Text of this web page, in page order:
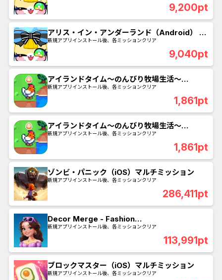
9,200pt
アリス・イン・アンダーランド（Android） マ
ルチミッション
新規アプリインストール後、各ミッションクリア
9,040pt
アイランドタイム～のんびり牧場生活～
（iOS）マルチミッション
新規アプリインストール後、各ミッションクリア
1,861pt
アイランドタイム～のんびり牧場生活～
（Android）マルチミッション
新規アプリインストール後、各ミッションクリア
1,861pt
ゾンビ・パニック（iOS）マルチミッション
新規アプリインストール後、各ミッションクリア
286,411pt
Decor Merge - Fashion
Renovate（Android）マルチミッション
新規アプリインストール後、各ミッションクリア
113,991pt
ブロックマスター（iOS）マルチミッション
新規アプリインストール後、各ミッションクリア